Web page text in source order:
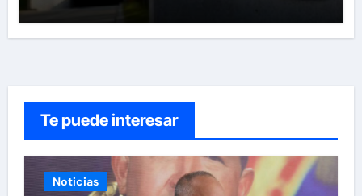
Te puede interesar
Noticias